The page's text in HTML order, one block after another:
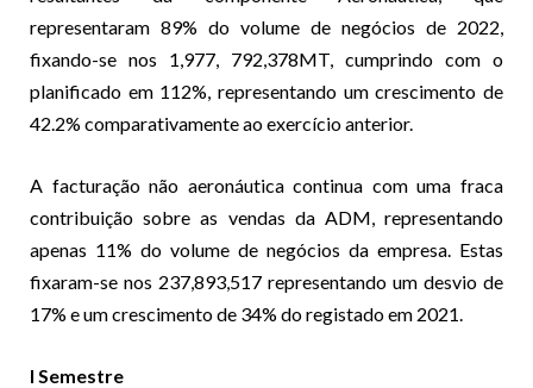
representaram 89% do volume de negócios de 2022,
fixando-se nos 1,977, 792,378MT, cumprindo com o
planificado em 112%, representando um crescimento de
42.2% comparativamente ao exercício anterior.
A facturação não aeronáutica continua com uma fraca
contribuição sobre as vendas da ADM, representando
apenas 11% do volume de negócios da empresa. Estas
fixaram-se nos 237,893,517 representando um desvio de
17% e um crescimento de 34% do registado em 2021.
I Semestre